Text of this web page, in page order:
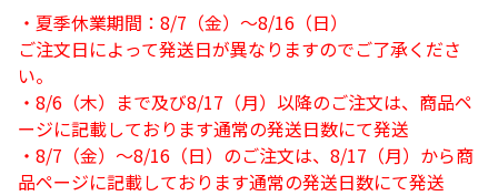
・夏季休業期間：8/7（金）～8/16（日）
ご注文日によって発送日が異なりますのでご了承くださ
い。
・8/6（木）まで及び8/17（月）以降のご注文は、商品ペ
ージに記載しております通常の発送日数にて発送
・8/7（金）～8/16（日）のご注文は、8/17（月）から商
品ページに記載しております通常の発送日数にて発送